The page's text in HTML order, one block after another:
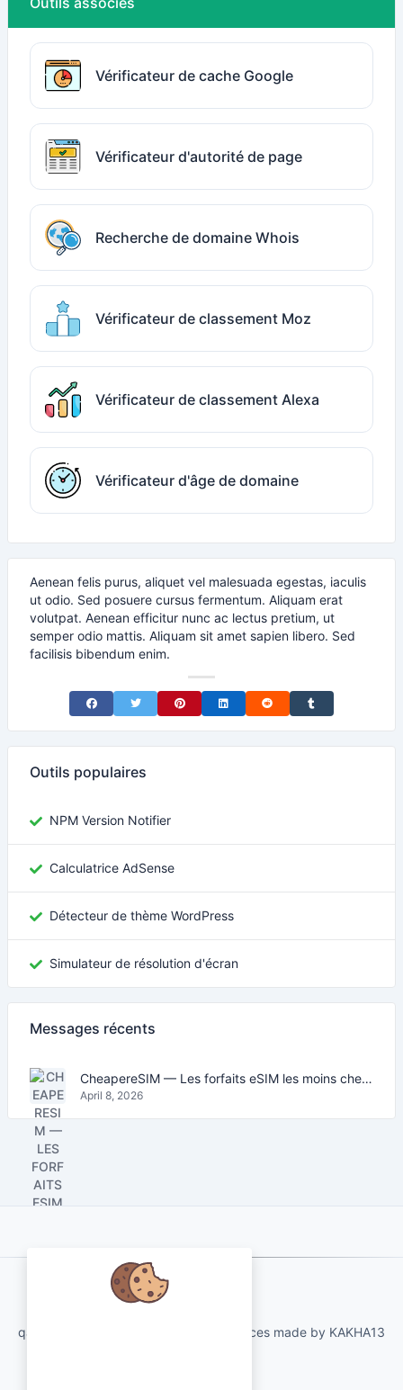
Vérificateur de cache Google
Vérificateur d'autorité de page
Recherche de domaine Whois
Vérificateur de classement Moz
Vérificateur de classement Alexa
Vérificateur d'âge de domaine
Aenean felis purus, aliquet vel malesuada egestas, iaculis
ut odio. Sed posuere cursus fermentum. Aliquam erat
volutpat. Aenean efficitur nunc ac lectus pretium, ut
semper odio mattis. Aliquam sit amet sapien libero. Sed
facilisis bibendum enim.
Share on Facebook
Share on TwitterShare on Pinterest
Share on LinkedIn
Share on RedditShare on Tumblr
Outils populaires
NPM Version Notifier
Calculatrice AdSense
Détecteur de thème WordPress
Simulateur de résolution d'écran
Messages récents
CheapereSIM — Les forfaits eSIM les moins chers pour voyager en 2026
April 8, 2026
qartvelo.com free online tools and services made by KAKHA13